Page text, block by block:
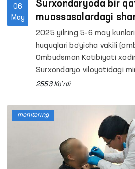
06
May
Surxondaryoda bir
muassasalardagi
2025 yilning 5-6 may
huquqlari bo‘yicha vakili
Ombudsman Kotibiyati
Surxondaryo viloyatidagi
tomonidan Surxondaryo
2553 Ko'rdi
monitoring